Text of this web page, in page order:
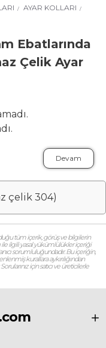
AYAR KOLLARI
Ebatlarında
Çelik Ayar
Devam
çelik 304)
tüm içerik, görüş ve bilgilerin
ilgili yasal yükümlülükler içeriği
sorumluluğundadır. Bu içeriğin,
kurallara aykırılığından
için satıcı ve üreticilerle